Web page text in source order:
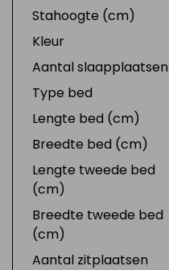
Stahoogte (cm)
Kleur
Aantal slaapplaatsen
Type bed
Lengte bed (cm)
Breedte bed (cm)
Lengte tweede bed
(cm)
Breedte tweede bed
(cm)
Aantal zitplaatsen